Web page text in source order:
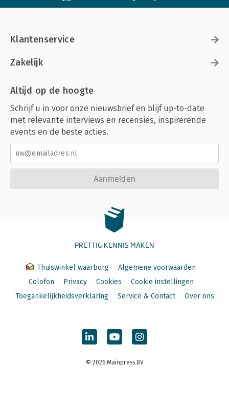
Klantenservice
Zakelijk
Altijd op de hoogte
Schrijf u in voor onze nieuwsbrief en blijf up-to-date
met relevante interviews en recensies, inspirerende
events en de beste acties.
Aanmelden
PRETTIG KENNIS MAKEN
Thuiswinkel waarborg
Algemene voorwaarden
Colofon
Privacy Cookies
Cookie instellingen
Toegankelijkheidsverklaring
Service & Contact Over ons
© 2026 Mainpress BV